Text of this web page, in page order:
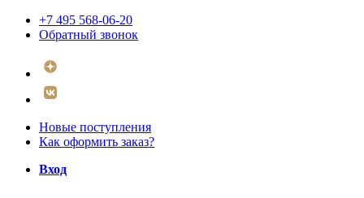
+7 495 568-06-20
Обратный звонок
Новые поступления
Как оформить заказ?
Вход